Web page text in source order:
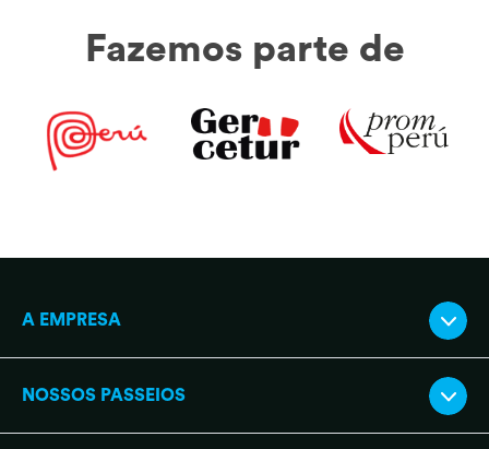
Fazemos parte de
A EMPRESA
NOSSOS PASSEIOS